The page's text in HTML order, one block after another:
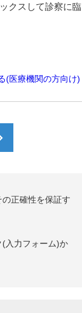
クスして診察に臨
(医療機関の方向け)
正確性を保証す
入力フォーム)か